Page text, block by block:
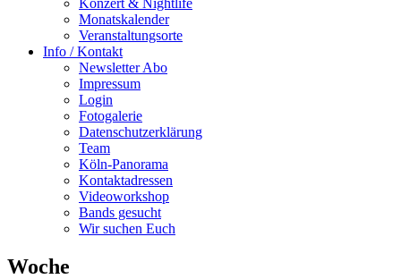
Konzert & Nightlife
Monatskalender
Veranstaltungsorte
Info / Kontakt
Newsletter Abo
Impressum
Login
Fotogalerie
Datenschutzerklärung
Team
Köln-Panorama
Kontaktadressen
Videoworkshop
Bands gesucht
Wir suchen Euch
Woche